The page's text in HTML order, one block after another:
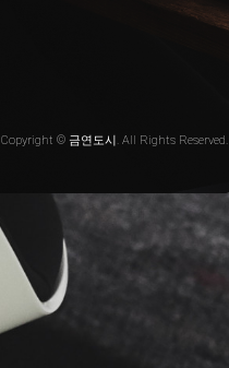
Copyright © 금연도시. All Rights Reserved.